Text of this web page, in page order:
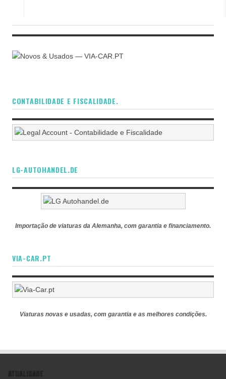
CONTABILIDADE E FISCALIDADE.
LG-AUTOHANDEL.DE
Importação de viaturas da Alemanha, com garantia e financiamento.
VIA-CAR.PT
Viaturas novas e usadas, com garantia e as melhores condições.
ATUALIDADE